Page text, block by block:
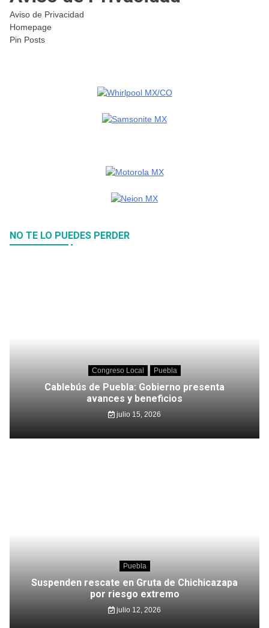
Aviso de Privacidad
Homepage
Pin Posts
NO TE LO PUEDES PERDER
Congreso Local Puebla
Cablebús de Puebla: Gobierno presenta
avances y beneficios
julio 15, 2026
Puebla
Suspenden rescate en Gruta de Chichicazapa
por riesgo extremo
julio 12, 2026